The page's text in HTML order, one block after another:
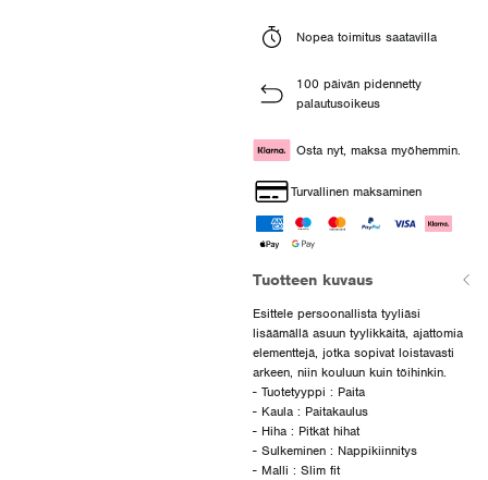
Nopea toimitus saatavilla
100 päivän pidennetty
palautusoikeus
Osta nyt, maksa myöhemmin.
Turvallinen maksaminen
Tuotteen kuvaus
Esittele persoonallista tyyliäsi
lisäämällä asuun tyylikkäitä, ajattomia
elementtejä, jotka sopivat loistavasti
arkeen, niin kouluun kuin töihinkin.
- Tuotetyyppi : Paita
- Kaula : Paitakaulus
- Hiha : Pitkät hihat
- Sulkeminen : Nappikiinnitys
- Malli : Slim fit